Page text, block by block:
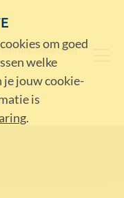
om goed
welke
je jouw cookie-
is
.